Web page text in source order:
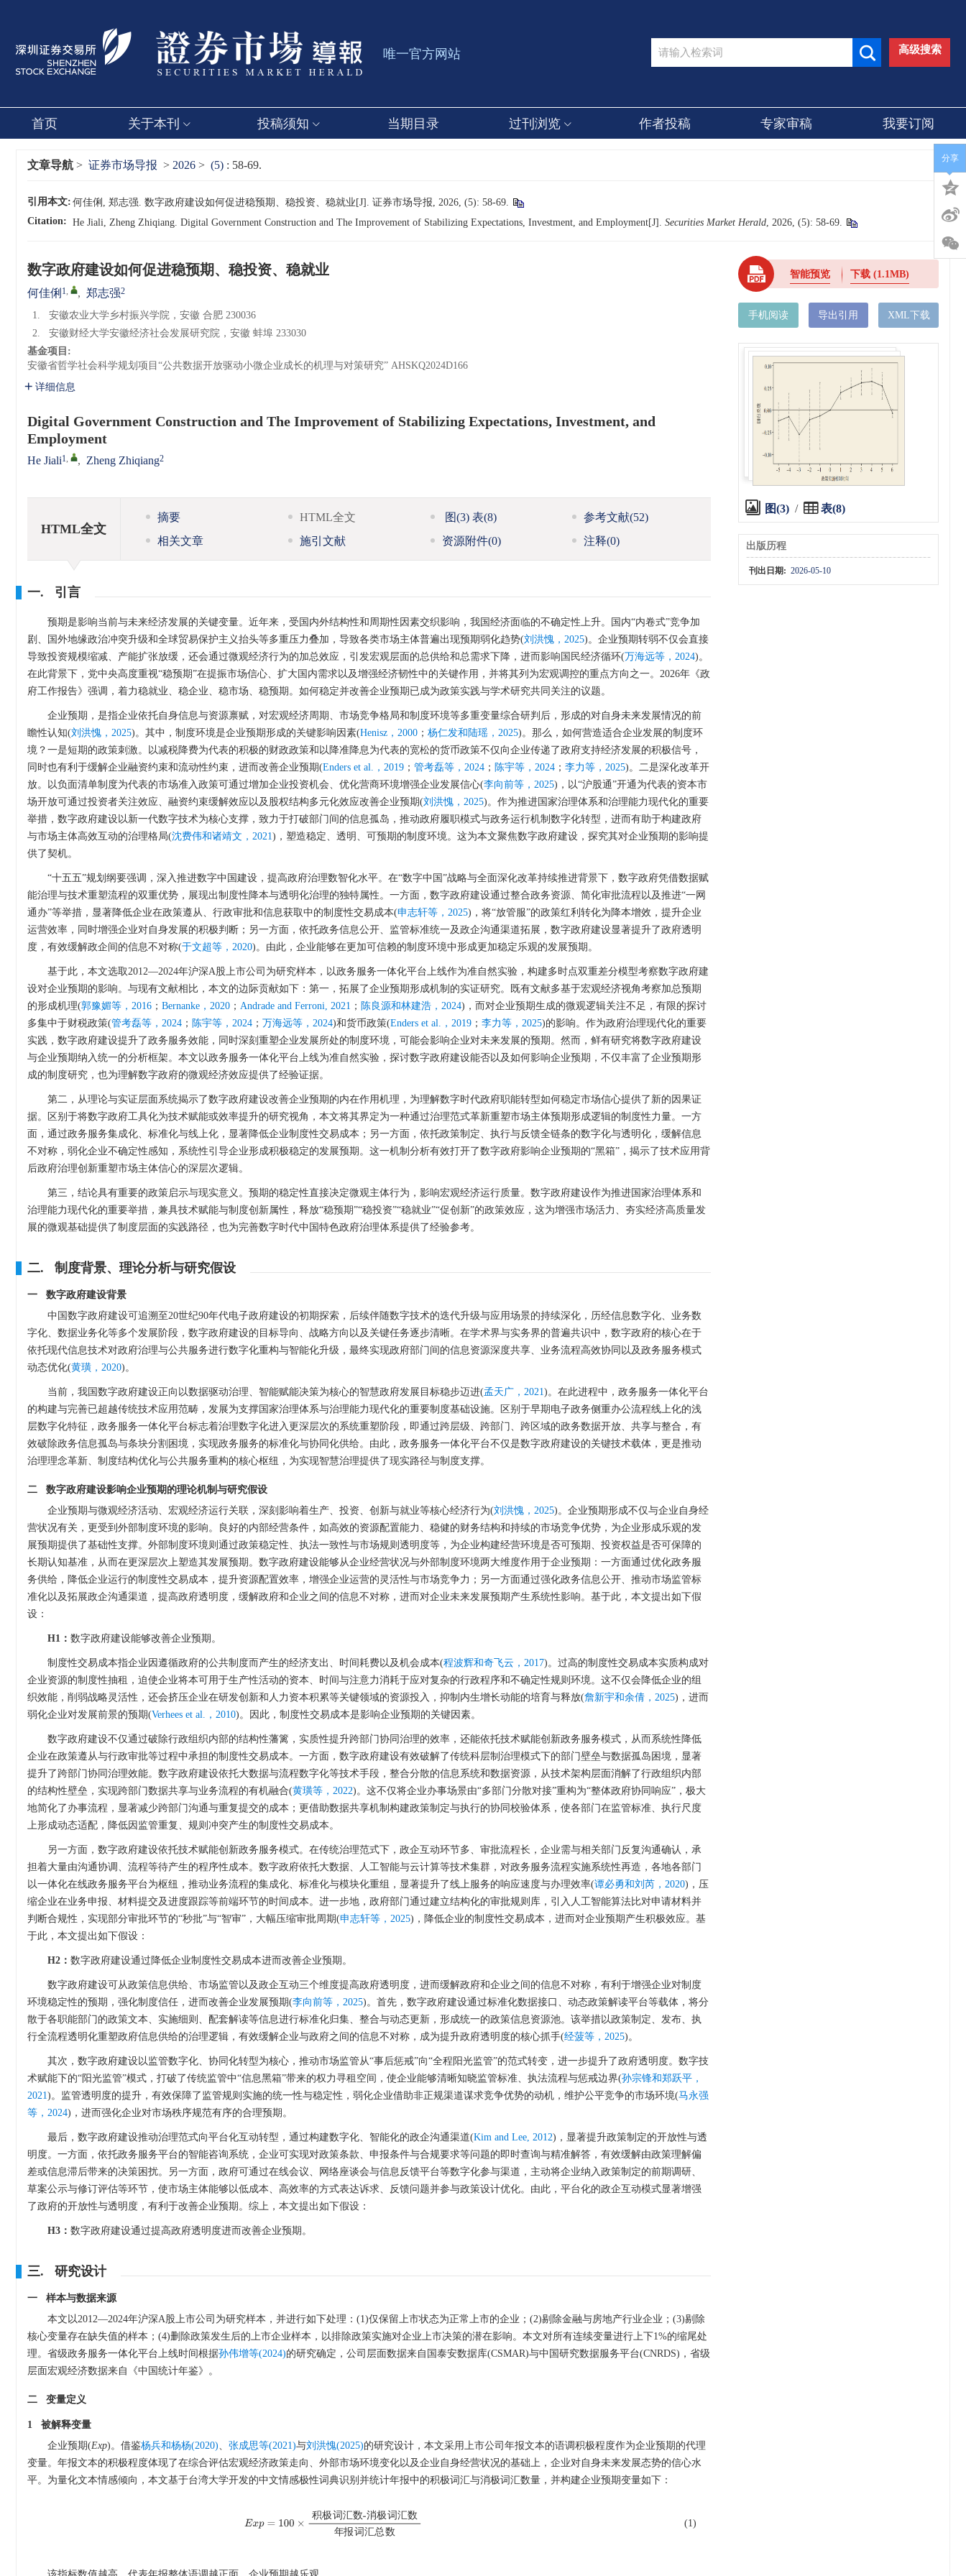
唯一官方网 站 高级搜索
首页 关于本刊 投稿须知 当期目录 过刊浏览 作者投稿 专家审稿 我要订阅
文章导航 > 证券市场导报 > 2026 > (5) : 58-69.
引用本文: 何佳俐, 郑志强. 数字政府建设如何促进稳预期、稳投资、稳就业[J]. 证券市场导报, 2026, (5): 58-69.
Citation: He Jiali, Zheng Zhiqiang. Digital Government Construction and The Improvement of Stabilizing Expectations, Investment, and Employment[J]. Securities Market Herald, 2026, (5): 58-69.
数字政府建设如何促进稳预期、稳投资、稳就业
何佳俐 1, , 郑志强2
1.
安徽农业大学乡村振兴学院，安徽 合肥 230036
2.
安徽财经大学安徽经济社会发展研究院，安徽 蚌埠 233030
基金项目:
安徽省哲学社会科学规划项目“公共数据开放驱动小微企业成长的机理与对策研究” AHSKQ2024D166
详细信息
Digital Government Construction and The Improvement of Stabilizing Expectations, Investment, and
Employment
He Jiali1, , Zheng Zhiqiang2
HTML全文
摘要 HTML全文 图(3)表(8) 参考文献(52)
相关文章
施引文献 资源附件(0) 注释(0)
一. 引言
预期是影响当前与未来经济发展的关键变量。近年来，受国内外结构性和周期性因素交织影响，我国经济面临的不确定性上升。国内“内卷式”竞争加
剧、国外地缘政治冲突升级和全球贸易保护主义抬头等多重压力叠加，导致各类市场主体普遍出现预期弱化趋势(刘洪愧，2025)。企业预期转弱不仅会直接
导致投资规模缩减、产能扩张放缓，还会通过微观经济行为的加总效应，引发宏观层面的总供给和总需求下降，进而影响国民经济循环(万海远等，2024)。
在此背景下，党中央高度重视“稳预期”在提振市场信心、扩大国内需求以及增强经济韧性中的关键作用，并将其列为宏观调控的重点方向之一。2026年《政
府工作报告》强调，着力稳就业、稳企业、稳市场、稳预期。如何稳定并改善企业预期已成为政策实践与学术研究共同关注的议题。
企业预期，是指企业依托自身信息与资源禀赋，对宏观经济周期、市场竞争格局和制度环境等多重变量综合研判后，形成的对自身未来发展情况的前
瞻性认知(刘洪愧，2025)。其中，制度环境是企业预期形成的关键影响因素(Henisz，2000 ； 杨仁发和陆瑶，2025)。那么，如何营造适合企业发展的制度环
境？一是短期的政策刺激。以减税降费为代表的积极的财政政策和以降准降息为代表的宽松的货币政策不仅向企业传递了政府支持经济发展的积极信号，
同时也有利于缓解企业融资约束和流动性约束，进而改善企业预期(Enders et al.，2019 ； 管考磊等，2024 ； 陈宇等，2024 ； 李力等，2025)。二是深化改革开
放。以负面清单制度为代表的市场准入政策可通过增加企业投资机会、优化营商环境增强企业发展信心(李向前等，2025)，以“沪股通”开通为代表的资本市
场开放可通过投资者关注效应、融资约束缓解效应以及股权结构多元化效应改善企业预期(刘洪愧，2025)。作为推进国家治理体系和治理能力现代化的重要
举措，数字政府建设以新一代数字技术为核心支撑，致力于打破部门间的信息孤岛，推动政府履职模式与政务运行机制数字化转型，进而有助于构建政府
与市场主体高效互动的治理格局(沈费伟和诸靖文，2021)，塑造稳定、透明、可预期的制度环境。这为本文聚焦数字政府建设，探究其对企业预期的影响提
供了契机。
“十五五”规划纲要强调，深入推进数字中国建设，提高政府治理数智化水平。在“数字中国”战略与全面深化改革持续推进背景下，数字政府凭借数据赋
能治理与技术重塑流程的双重优势，展现出制度性降本与透明化治理的独特属性。一方面，数字政府建设通过整合政务资源、简化审批流程以及推进“一网
通办”等举措，显著降低企业在政策遵从、行政审批和信息获取中的制度性交易成本(申志轩等，2025)，将“放管服”的政策红利转化为降本增效，提升企业
运营效率，同时增强企业对自身发展的积极判断；另一方面，依托政务信息公开、监管标准统一及政企沟通渠道拓展，数字政府建设显著提升了政府透明
度，有效缓解政企间的信息不对称(于文超等，2020)。由此，企业能够在更加可信赖的制度环境中形成更加稳定乐观的发展预期。
基于此，本文选取2012—2024年沪深A股上市公司为研究样本，以政务服务一体化平台上线作为准自然实验，构建多时点双重差分模型考察数字政府建
设对企业预期的影响。与现有文献相比，本文的边际贡献如下：第一，拓展了企业预期形成机制的实证研究。既有文献多基于宏观经济视角考察加总预期
的形成机理(郭豫媚等，2016 ； Bernanke，2020 ； Andrade and Ferroni, 2021 ； 陈良源和林建浩，2024)，而对企业预期生成的微观逻辑关注不足，有限的探讨
多集中于财税政策(管考磊等，2024 ； 陈宇等，2024 ； 万海远等，2024)和货币政策(Enders et al.，2019 ； 李力等，2025)的影响。作为政府治理现代化的重要
实践，数字政府建设提升了政务服务效能，同时深刻重塑企业发展所处的制度环境，可能会影响企业对未来发展的预期。然而，鲜有研究将数字政府建设
与企业预期纳入统一的分析框架。本文以政务服务一体化平台上线为准自然实验，探讨数字政府建设能否以及如何影响企业预期，不仅丰富了企业预期形
成的制度研究，也为理解数字政府的微观经济效应提供了经验证据。
第二，从理论与实证层面系统揭示了数字政府建设改善企业预期的内在作用机理，为理解数字时代政府职能转型如何稳定市场信心提供了新的因果证
据。区别于将数字政府工具化为技术赋能或效率提升的研究视角，本文将其界定为一种通过治理范式革新重塑市场主体预期形成逻辑的制度性力量。一方
面，通过政务服务集成化、标准化与线上化，显著降低企业制度性交易成本；另一方面，依托政策制定、执行与反馈全链条的数字化与透明化，缓解信息
不对称，弱化企业不确定性感知，系统性引导企业形成积极稳定的发展预期。这一机制分析有效打开了数字政府影响企业预期的“黑箱”，揭示了技术应用背
后政府治理创新重塑市场主体信心的深层次逻辑。
第三，结论具有重要的政策启示与现实意义。预期的稳定性直接决定微观主体行为，影响宏观经济运行质量。数字政府建设作为推进国家治理体系和
治理能力现代化的重要举措，兼具技术赋能与制度创新属性，释放“稳预期”“稳投资”“稳就业”“促创新”的政策效应，这为增强市场活力、夯实经济高质量发
展的微观基础提供了制度层面的实践路径，也为完善数字时代中国特色政府治理体系提供了经验参考。
二. 制度背景、理论分析与研究假设
一 数字政府建设背景
中国数字政府建设可追溯至20世纪90年代电子政府建设的初期探索，后续伴随数字技术的迭代升级与应用场景的持续深化，历经信息数字化、业务数
字化、数据业务化等多个发展阶段，数字政府建设的目标导向、战略方向以及关键任务逐步清晰。在学术界与实务界的普遍共识中，数字政府的核心在于
依托现代信息技术对政府治理与公共服务进行数字化重构与智能化升级，最终实现政府部门间的信息资源深度共享、业务流程高效协同以及政务服务模式
动态优化(黄璜，2020)。
当前，我国数字政府建设正向以数据驱动治理、智能赋能决策为核心的智慧政府发展目标稳步迈进(孟天广，2021)。在此进程中，政务服务一体化平台
的构建与完善已超越传统技术应用范畴，发展为支撑国家治理体系与治理能力现代化的重要制度基础设施。区别于早期电子政务侧重办公流程线上化的浅
层数字化特征，政务服务一体化平台标志着治理数字化进入更深层次的系统重塑阶段，即通过跨层级、跨部门、跨区域的政务数据开放、共享与整合，有
效破除政务信息孤岛与条块分割困境，实现政务服务的标准化与协同化供给。由此，政务服务一体化平台不仅是数字政府建设的关键技术载体，更是推动
治理理念革新、制度结构优化与公共服务重构的核心枢纽，为实现智慧治理提供了现实路径与制度支撑。
二 数字政府建设影响企业预期的理论机制与研究假设
企业预期与微观经济活动、宏观经济运行关联，深刻影响着生产、投资、创新与就业等核心经济行为(刘洪愧，2025)。企业预期形成不仅与企业自身经
营状况有关，更受到外部制度环境的影响。良好的内部经营条件，如高效的资源配置能力、稳健的财务结构和持续的市场竞争优势，为企业形成乐观的发
展预期提供了基础性支撑。外部制度环境则通过政策稳定性、执法一致性与市场规则透明度等，为企业构建经营环境是否可预期、投资权益是否可保障的
长期认知基准，从而在更深层次上塑造其发展预期。数字政府建设能够从企业经营状况与外部制度环境两大维度作用于企业预期：一方面通过优化政务服
务供给，降低企业运行的制度性交易成本，提升资源配置效率，增强企业运营的灵活性与市场竞争力；另一方面通过强化政务信息公开、推动市场监管标
准化以及拓展政企沟通渠道，提高政府透明度，缓解政府和企业之间的信息不对称，进而对企业未来发展预期产生系统性影响。基于此，本文提出如下假
设：
H1： 数字政府建设能够改善企业预期。
制度性交易成本指企业因遵循政府的公共制度而产生的经济支出、时间耗费以及机会成本(程波辉和奇飞云，2017)。过高的制度性交易成本实质构成对
企业资源的制度性抽租，迫使企业将本可用于生产性活动的资本、时间与注意力消耗于应对复杂的行政程序和不确定性规则环境。这不仅会降低企业的组
织效能，削弱战略灵活性，还会挤压企业在研发创新和人力资本积累等关键领域的资源投入，抑制内生增长动能的培育与释放(詹新宇和余倩，2025)，进而
弱化企业对发展前景的预期(Verhees et al.，2010)。因此，制度性交易成本是影响企业预期的关键因素。
数字政府建设不仅通过破除行政组织内部的结构性藩篱，实质性提升跨部门协同治理的效率，还能依托技术赋能创新政务服务模式，从而系统性降低
企业在政策遵从与行政审批等过程中承担的制度性交易成本。一方面，数字政府建设有效破解了传统科层制治理模式下的部门壁垒与数据孤岛困境，显著
提升了跨部门协同治理效能。数字政府建设依托大数据与流程数字化等技术手段，整合分散的信息系统和数据资源，从技术架构层面消解了行政组织内部
的结构性壁垒，实现跨部门数据共享与业务流程的有机融合(黄璜等，2022)。这不仅将企业办事场景由“多部门分散对接”重构为“整体政府协同响应”，极大
地简化了办事流程，显著减少跨部门沟通与重复提交的成本；更借助数据共享机制构建政策制定与执行的协同校验体系，使各部门在监管标准、执行尺度
上形成动态适配，降低因监管重复、规则冲突产生的制度性交易成本。
另一方面，数字政府建设依托技术赋能创新政务服务模式。在传统治理范式下，政企互动环节多、审批流程长，企业需与相关部门反复沟通确认，承
担着大量由沟通协调、流程等待产生的程序性成本。数字政府依托大数据、人工智能与云计算等技术集群，对政务服务流程实施系统性再造，各地各部门
以一体化在线政务服务平台为枢纽，推动业务流程的集成化、标准化与模块化重组，显著提升了线上服务的响应速度与办理效率(谭必勇和刘芮，2020)，压
缩企业在业务申报、材料提交及进度跟踪等前端环节的时间成本。进一步地，政府部门通过建立结构化的审批规则库，引入人工智能算法比对申请材料并
判断合规性，实现部分审批环节的“秒批”与“智审”，大幅压缩审批周期(申志轩等，2025)，降低企业的制度性交易成本，进而对企业预期产生积极效应。基
于此，本文提出如下假设：
H2： 数字政府建设通过降低企业制度性交易成本进而改善企业预期。
数字政府建设可从政策信息供给、市场监管以及政企互动三个维度提高政府透明度，进而缓解政府和企业之间的信息不对称，有利于增强企业对制度
环境稳定性的预期，强化制度信任，进而改善企业发展预期(李向前等，2025)。首先，数字政府建设通过标准化数据接口、动态政策解读平台等载体，将分
散于各职能部门的政策文本、实施细则、配套解读等信息进行标准化归集、整合与动态更新，形成统一的政策信息资源池。该举措以政策制定、发布、执
行全流程透明化重塑政府信息供给的治理逻辑，有效缓解企业与政府之间的信息不对称，成为提升政府透明度的核心抓手(经菠等，2025)。
其次，数字政府建设以监管数字化、协同化转型为核心，推动市场监管从“事后惩戒”向“全程阳光监管”的范式转变，进一步提升了政府透明度。数字技
术赋能下的“阳光监管”模式，打破了传统监管中“信息黑箱”带来的权力寻租空间，使企业能够清晰知晓监管标准、执法流程与惩戒边界(孙宗锋和郑跃平，
2021)。监管透明度的提升，有效保障了监管规则实施的统一性与稳定性，弱化企业借助非正规渠道谋求竞争优势的动机，维护公平竞争的市场环境(马永强
等，2024)，进而强化企业对市场秩序规范有序的合理预期。
最后，数字政府建设推动治理范式向平台化互动转型，通过构建数字化、智能化的政企沟通渠道(Kim and Lee, 2012)，显著提升政策制定的开放性与透
明度。一方面，依托政务服务平台的智能咨询系统，企业可实现对政策条款、申报条件与合规要求等问题的即时查询与精准解答，有效缓解由政策理解偏
差或信息滞后带来的决策困扰。另一方面，政府可通过在线会议、网络座谈会与信息反馈平台等数字化参与渠道，主动将企业纳入政策制定的前期调研、
草案公示与修订评估等环节，使市场主体能够以低成本、高效率的方式表达诉求、反馈问题并参与政策设计优化。由此，平台化的政企互动模式显著增强
了政府的开放性与透明度，有利于改善企业预期。综上，本文提出如下假设：
H3： 数字政府建设通过提高政府透明度进而改善企业预期。
三. 研究设计
一 样本与数据来源
本文以2012—2024年沪深A股上市公司为研究样本，并进行如下处理：(1)仅保留上市状态为正常上市的企业；(2)剔除金融与房地产行业企业；(3)剔除
核心变量存在缺失值的样本；(4)删除政策发生后的上市企业样本，以排除政策实施对企业上市决策的潜在影响。本文对所有连续变量进行上下1%的缩尾处
理。省级政务服务一体化平台上线时间根据孙伟增等(2024)的研究确定，公司层面数据来自国泰安数据库(CSMAR)与中国研究数据服务平台(CNRDS)，省级
层面宏观经济数据来自《中国统计年鉴》。
二 变量定义
1 被解释变量
企业预期(Exp)。借鉴杨兵和杨杨(2020)、 张成思等(2021)与刘洪愧(2025)的研究设计，本文采用上市公司年报文本的语调积极程度作为企业预期的代理
变量。年报文本的积极程度体现了在综合评估宏观经济政策走向、外部市场环境变化以及企业自身经营状况的基础上，企业对自身未来发展态势的信心水
平。为量化文本情感倾向，本文基于台湾大学开发的中文情感极性词典识别并统计年报中的积极词汇与消极词汇数量，并构建企业预期变量如下：
积极词汇数 消极词汇数
年报词汇总数
Ex 积极词汇数-消极词汇数年报词汇总数
(1)
智能预览 下载(1.1MB)
手机阅读 导出引用 XML下载
图(3) / 表(8)
出版历程
刊出日期: 2026-05-10
分享